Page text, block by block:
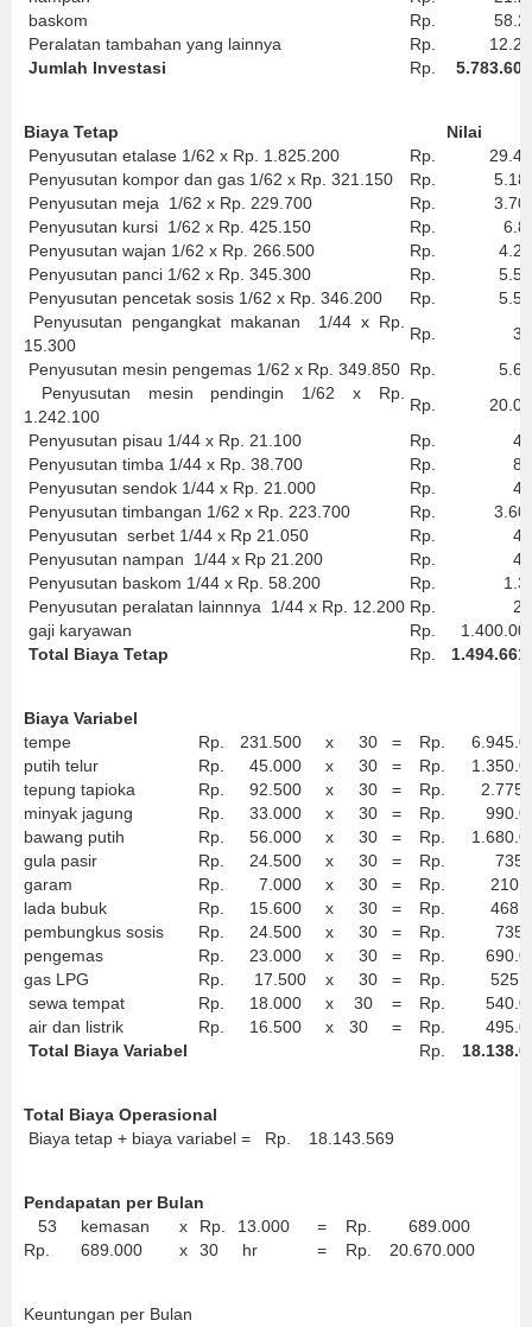
baskom
Rp.
Peralatan tambahan yang lainnya
Rp.
Jumlah Investasi
Rp. 5.783.600
Biaya Tetap
Nilai
Penyusutan etalase 1/62 x Rp. 1.825.200
Rp.
Penyusutan kompor dan gas 1/62 x Rp. 321.150
Rp.
Penyusutan meja 1/62 x Rp. 229.700
Rp.
Penyusutan kursi 1/62 x Rp. 425.150
Rp.
Penyusutan wajan 1/62 x Rp. 266.500
Rp.
Penyusutan panci 1/62 x Rp. 345.300
Rp.
Penyusutan pencetak sosis 1/62 x Rp. 346.200
Rp.
Penyusutan pengangkat makanan 1/44 x Rp.
15.300
Rp.
Penyusutan mesin pengemas 1/62 x Rp. 349.850 Rp.
Penyusutan mesin pendingin 1/62 x Rp.
1.242.100
Rp.
Penyusutan pisau 1/44 x Rp. 21.100
Rp.
Penyusutan timba 1/44 x Rp. 38.700
Rp.
Penyusutan sendok 1/44 x Rp. 21.000
Rp.
Penyusutan timbangan 1/62 x Rp. 223.700
Rp.
Penyusutan serbet 1/44 x Rp 21.050
Rp.
Penyusutan nampan 1/44 x Rp 21.200
Rp.
Penyusutan baskom 1/44 x Rp. 58.200
Rp.
Penyusutan peralatan lainnnya 1/44 x Rp. 12.200 Rp.
gaji karyawan
Rp.
Total Biaya Tetap
Rp. 1.494.661
Biaya Variabel
tempe
Rp. 231.500 x 30 = Rp.
putih telur
Rp. 45.000 x 30 = Rp.
tepung tapioka
Rp. 92.500 x 30 = Rp.
minyak jagung
Rp. 33.000 x 30 = Rp.
bawang putih
Rp. 56.000 x 30 = Rp.
gula pasir
Rp. 24.500 x 30 = Rp.
garam
Rp. 7.000 x 30 = Rp.
lada bubuk
Rp. 15.600 x 30 = Rp.
pembungkus sosis
Rp. 24.500 x 30 = Rp.
pengemas
Rp. 23.000 x 30 = Rp.
gas LPG
Rp. 17.500 x 30 = Rp.
sewa tempat
Rp. 18.000 x 30 = Rp.
air dan listrik
Rp. 16.500 x 30 = Rp.
Total Biaya Variabel
Rp.
Total Biaya Operasional
Biaya tetap + biaya variabel =
Rp. 18.143.569
Pendapatan per Bulan
53
kemasan x Rp. 13.000 = Rp.
689.000
Rp.
689.000 x 30 hr = Rp. 20.670.000
Keuntungan per Bulan